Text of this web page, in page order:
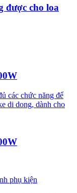
được cho loa
các chức năng để
di dong, dành cho